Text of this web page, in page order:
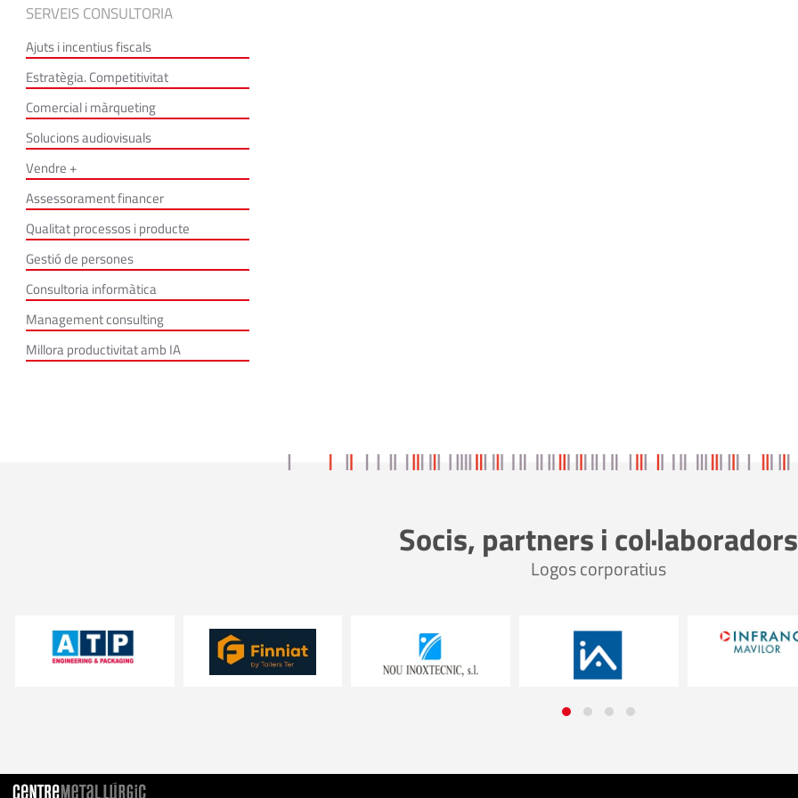
SERVEIS CONSULTORIA
Ajuts i incentius fiscals
Estratègia. Competitivitat
Comercial i màrqueting
Solucions audiovisuals
Vendre +
Assessorament financer
Qualitat processos i producte
Gestió de persones
Consultoria informàtica
Management consulting
Millora productivitat amb IA
Socis, partners i col·laboradors
Logos corporatius